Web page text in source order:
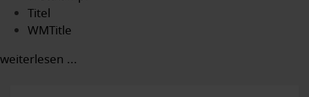
Titel
WMTitle
weiterlesen ...